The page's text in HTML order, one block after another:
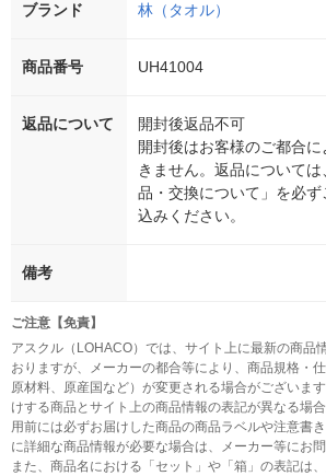
ブランド 林（タオル）
商品番号 UH41004
返品について
開封後返品不可
開封後はお客様のご都合
きません。返品について
品・交換について」を必
込みください。
備考
ご注意【免責】
アスクル（LOHACO）では、サイト上に最新の商品
おりますが、メーカーの都合等により、商品規格・
原材料、原産国など）が変更される場合がございま
けする商品とサイト上の商品情報の表記が異なる場
用前には必ずお届けした商品の商品ラベルや注意書
に詳細な商品情報が必要な場合は、メーカー等にお問
また、商品名における「セット」や「箱」の表記は